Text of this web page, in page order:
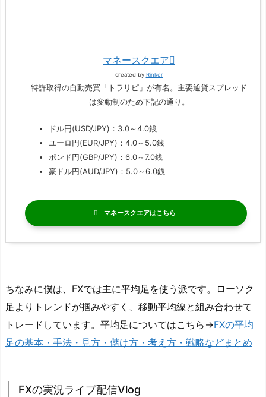
マネースクエア
created by Rinker
特許取得の自動売買「トラリピ」が有名。主要通貨スプレッド
は変動制のため下記の通り。
ドル円(USD/JPY)：3.0～4.0銭
ユーロ円(EUR/JPY)：4.0～5.0銭
ポンド円(GBP/JPY)：6.0～7.0銭
豪ドル円(AUD/JPY)：5.0～6.0銭
マネースクエア
ちなみに僕は、FXでは主に平均足を使う派です。ローソク
足よりトレンドが掴みやすく、移動平均線と組み合わせて
トレードしています。平均足についてはこちら→FXの平均
足の基本・手法・見方・儲け方・考え方・戦略などまとめ
FXの実況ライブ配信Vlog